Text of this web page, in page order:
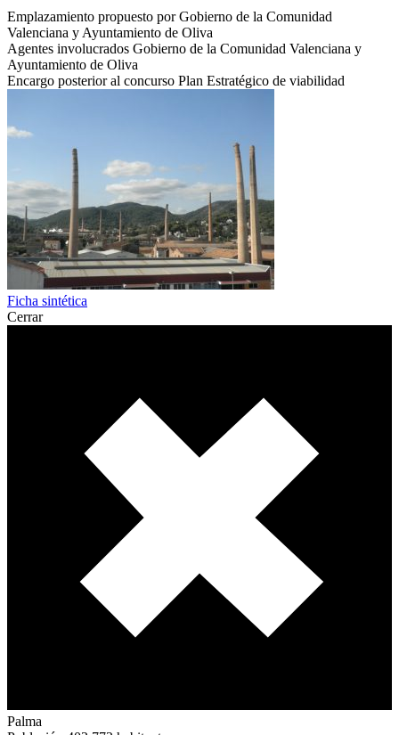
Emplazamiento propuesto por Gobierno de la Comunidad
Valenciana y Ayuntamiento de Oliva
Agentes involucrados Gobierno de la Comunidad Valenciana y
Ayuntamiento de Oliva
Encargo posterior al concurso Plan Estratégico de viabilidad
Ficha sintética
Cerrar
Palma